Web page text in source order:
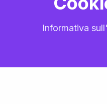
Informativa